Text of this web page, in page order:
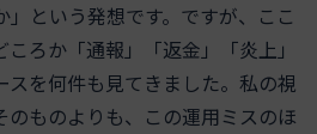
という発想です。ですが、ここ
ろか「通報」「返金」「炎上」
スを何件も見てきました。私の視
のものよりも、この運用ミスのほ